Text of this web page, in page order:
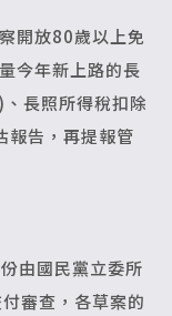
開放80歲以上免
今年新上路的長
長照所得稅扣除
報告，再提報管
由國民黨立委所
審查，各草案的